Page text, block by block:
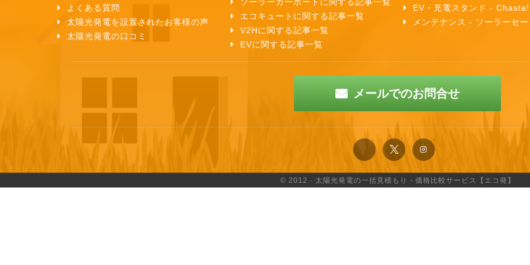
よくある質問
太陽光発電を設置されたお客様の声
太陽光発電の口コミ
エコキュートに関する記事一覧
V2Hに関する記事一覧
EVに関する記事一覧
EV・充電スタンド - Chasta!
メンテナンス - ソーラーセ
メールでのお問合せ
© 2012 · 太陽光発電の一括見積もり・価格比較サービス【エコ発】